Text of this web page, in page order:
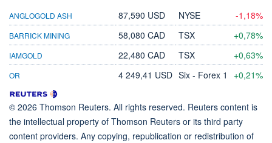
ANGLOGOLD ASH 87,590 USD NYSE -1,18%
BARRICK MINING 58,080 CAD TSX +0,78%
IAMGOLD 22,480 CAD TSX +0,63%
OR 4 249,41 USD Six - Forex 1 +0,21%
© 2026 Thomson Reuters. All rights reserved. Reuters content is
the intellectual property of Thomson Reuters or its third party
content providers. Any copying, republication or redistribution of